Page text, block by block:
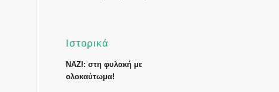
Ιστορικά
ΝΑΖΙ: στη φυλακή με
ολοκαύτωμα!